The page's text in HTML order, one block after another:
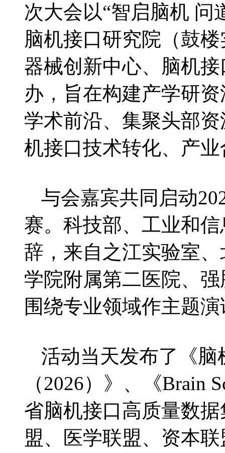
次大会以“智启脑机 问
脑机接口研究院（鼓
器械创新中心、脑机
办，旨在构建产学研
学术前沿、集聚头部
机接口技术转化、产
与会嘉宾共同启动
赛。科技部、工业和
辞，来自之江实验室
学院附属第二医院、
围绕专业领域作主题
活动当天发布了《
（2026）》、《Brain
省脑机接口高质量数
盟、医学联盟、资本